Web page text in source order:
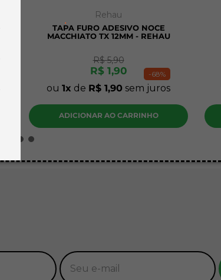
.
-68%
Rehau
TAPA FURO ADESIVO NOCE
MACCHIATO TX 12MM - REHAU
R$ 5,90
R$ 1,90
ou1 de R$ 1,90 sem juros
ADICIONAR AO CARRINHO